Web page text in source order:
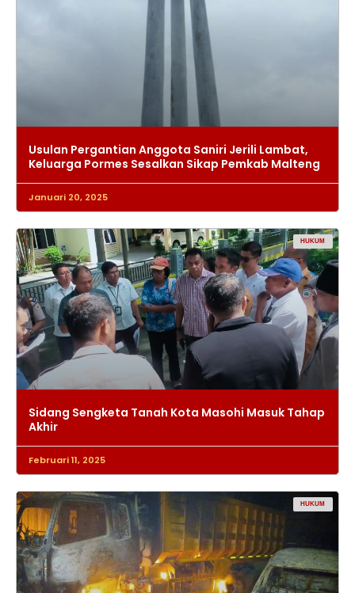
Usulan Pergantian Anggota Saniri Jerili Lambat,
Keluarga Pormes Sesalkan Sikap Pemkab Malteng
Januari 20, 2025
HUKUM
Sidang Sengketa Tanah Kota Masohi Masuk Tahap
Akhir
Februari 11, 2025
HUKUM